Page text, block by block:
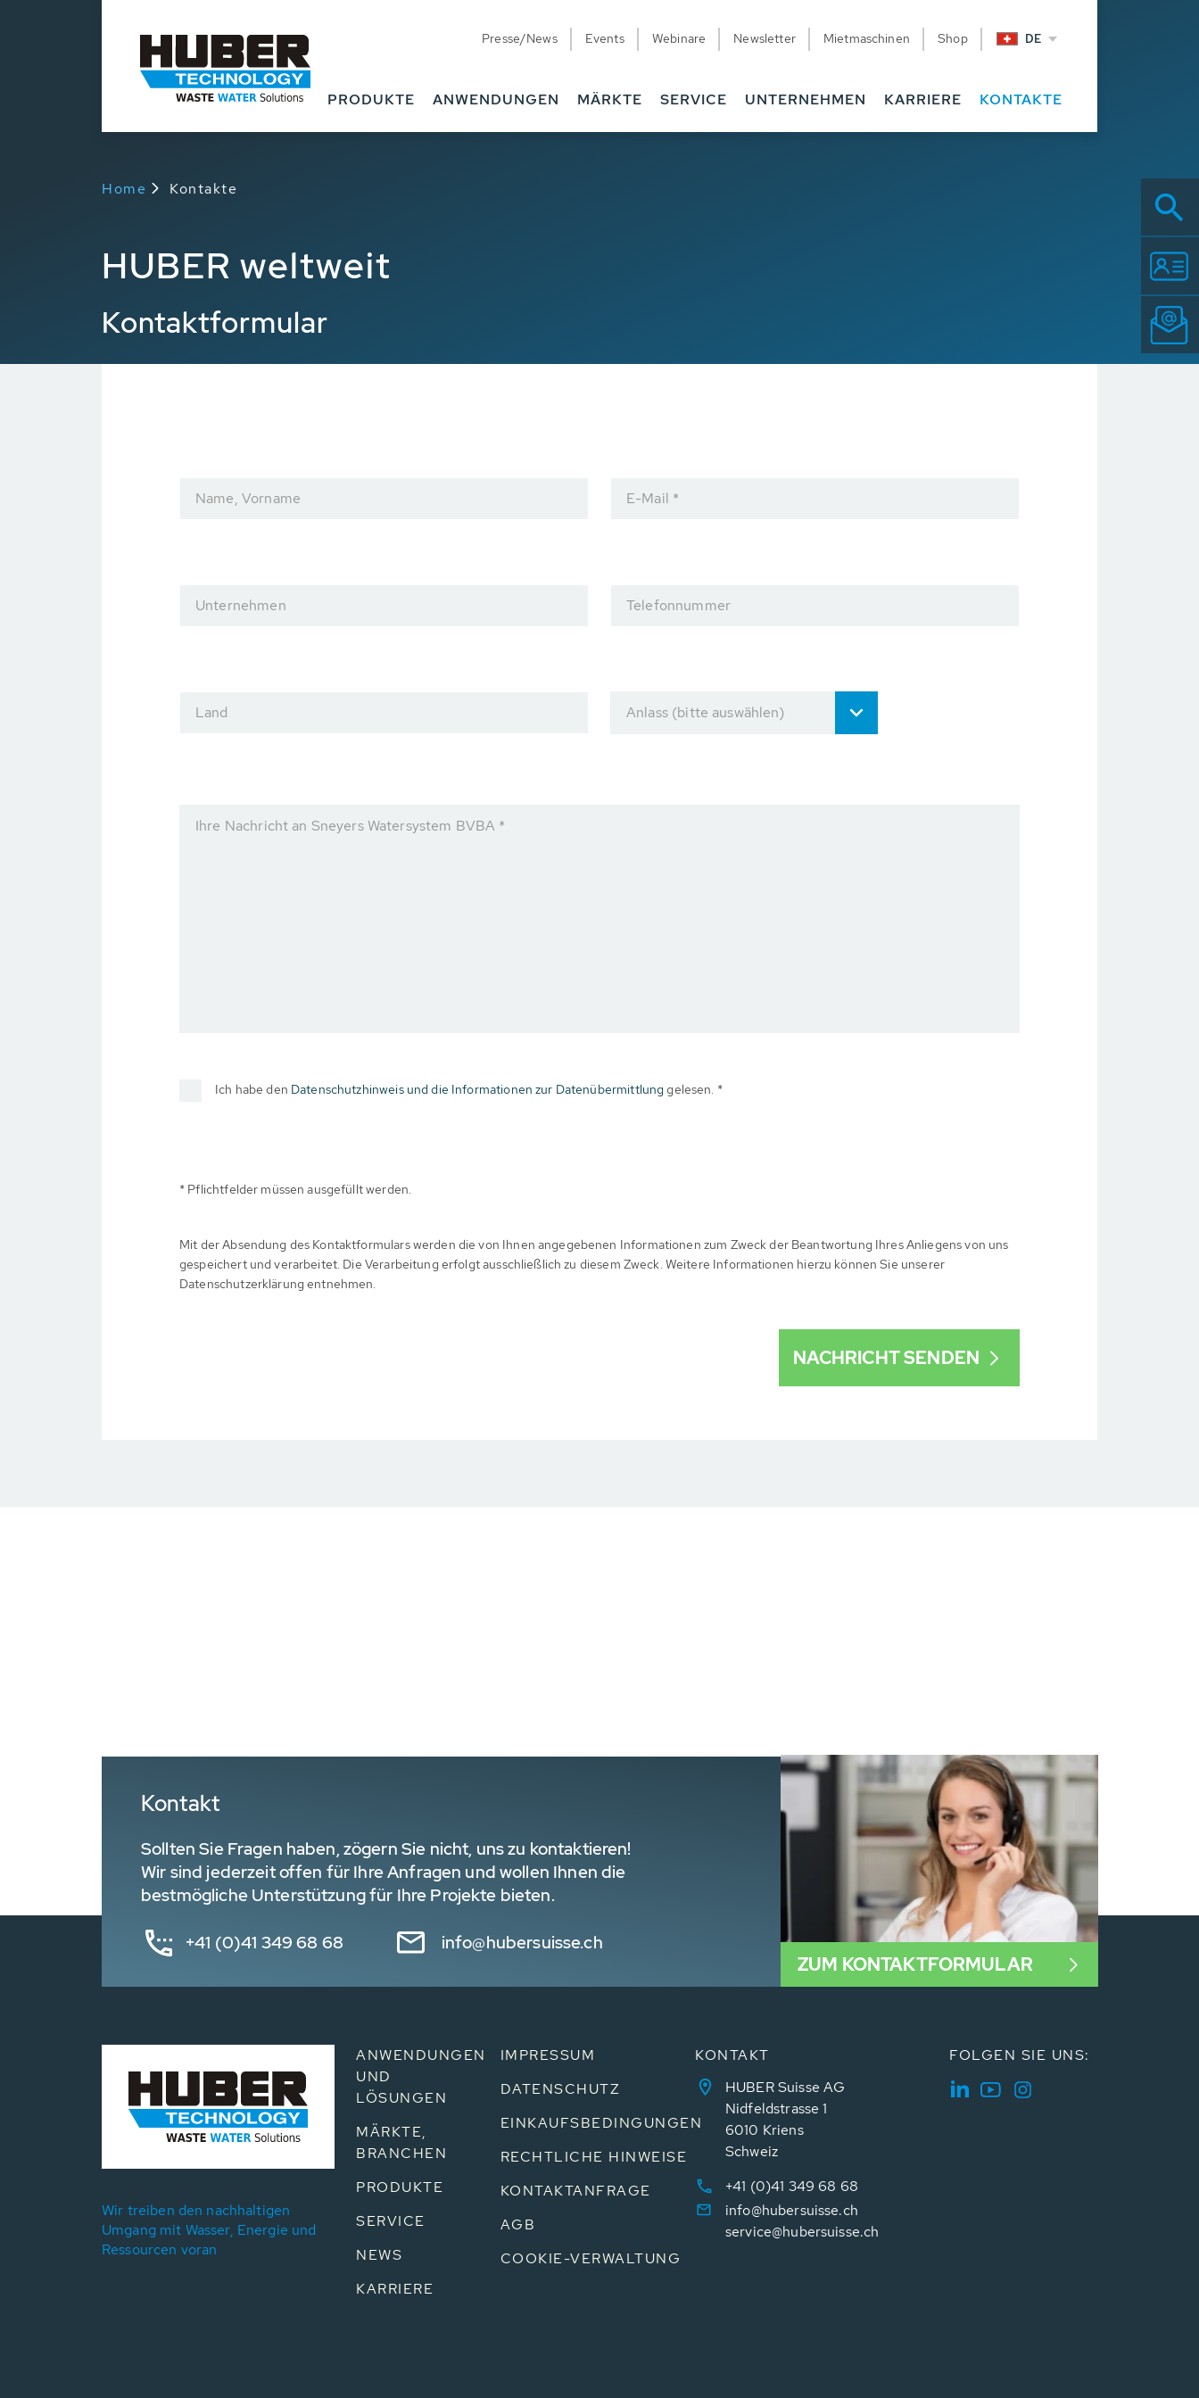
Presse/News Events Webinare Newsletter Mietmaschinen Shop DE
PRODUKTE ANWENDUNGEN MÄRKTE SERVICE UNTERNEHMEN KARRIERE KONTAKTE
Home Kontakte
HUBER weltweit
Kontaktformular
Name, Vorname E-Mail *
Unternehmen Telefonnummer
Land Anlass (bitte auswählen)
Ihre Nachricht an Sneyers Watersystem BVBA *
Ich habe den Datenschutzhinweis und die Informationen zur Datenübermittlunggelesen. *
* Pflichtfelder müssen ausgefüllt werden.
Mit der Absendung des Kontaktformulars werden die von Ihnen angegebenen Informationen zum Zweck der Beantwortung Ihres Anliegens von uns
gespeichert und verarbeitet. Die Verarbeitung erfolgt ausschließlich zu diesem Zweck. Weitere Informationen hierzu können Sie unserer
Datenschutzerklärung entnehmen.
Kontakt
Sollten Sie Fragen haben, zögern Sie nicht, uns zu kontaktieren!
Wir sind jederzeit offen für Ihre Anfragen und wollen Ihnen die
bestmögliche Unterstützung für Ihre Projekte bieten.
+41 (0)41 349 68 68 info@hubersuisse.ch
ZUM KONTAKTFORMULAR
Wir treiben den nachhaltigen
Umgang mit Wasser, Energie und
Ressourcen voran
ANWENDUNGEN
UND
LÖSUNGEN
MÄRKTE,
BRANCHEN
PRODUKTE
SERVICE
NEWS
KARRIERE
IMPRESSUM
DATENSCHUTZ
EINKAUFSBEDINGUNGEN
RECHTLICHE HINWEISE
KONTAKTANFRAGE
AGB
COOKIE-VERWALTUNG
KONTAKT
HUBER Suisse AG
Nidfeldstrasse 1
6010 Kriens
Schweiz
+41 (0)41 349 68 68
info@hubersuisse.ch
service@hubersuisse.ch
FOLGEN SIE UNS: